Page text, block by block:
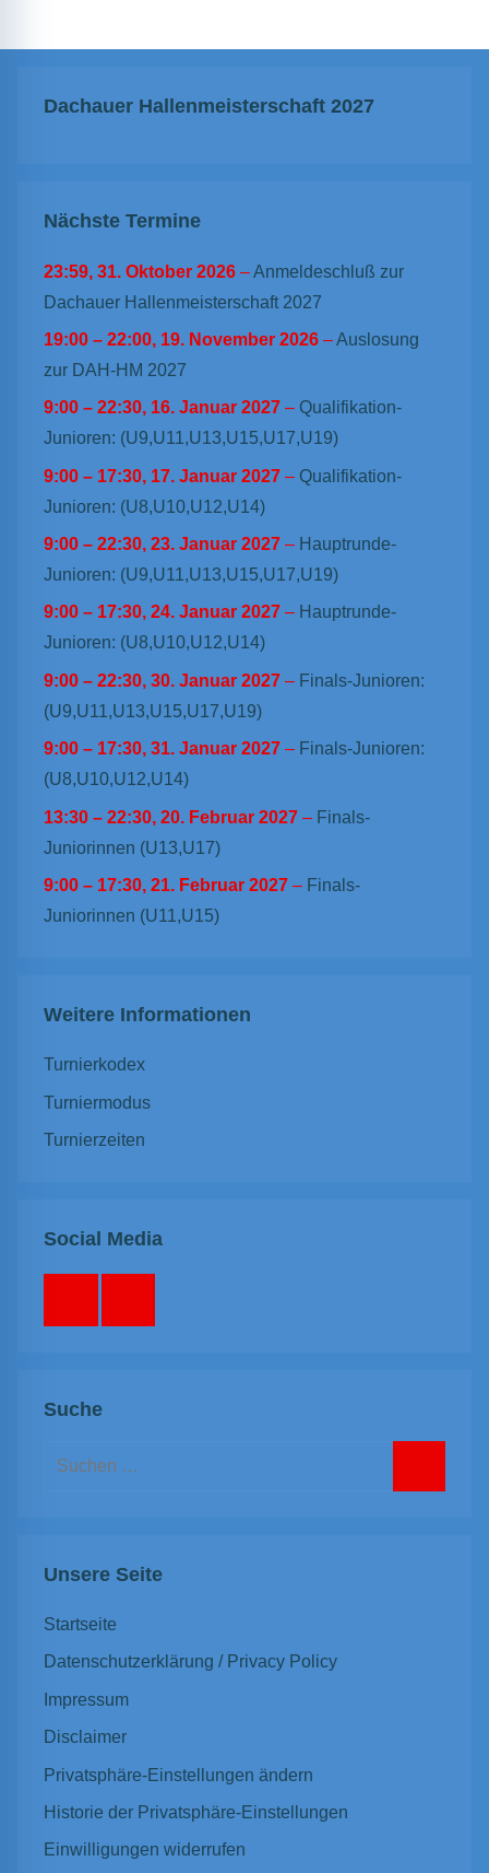
Dachauer Hallenmeisterschaft 2027
Nächste Termine
23:59, 31. Oktober 2026 –Anmeldeschluß zur
Dachauer Hallenmeisterschaft 2027
19:00 – 22:00, 19. November 2026 –Auslosung
zur DAH-HM 2027
9:00 – 22:30, 16. Januar 2027 – Qualifikation-
Junioren: (U9,U11,U13,U15,U17,U19)
9:00 – 17:30, 17. Januar 2027 – Qualifikation-
Junioren: (U8,U10,U12,U14)
9:00 – 22:30, 23. Januar 2027 – Hauptrunde-
Junioren: (U9,U11,U13,U15,U17,U19)
9:00 – 17:30, 24. Januar 2027 – Hauptrunde-
Junioren: (U8,U10,U12,U14)
9:00 – 22:30, 30. Januar 2027 – Finals-Junioren:
(U9,U11,U13,U15,U17,U19)
9:00 – 17:30, 31. Januar 2027 – Finals-Junioren:
(U8,U10,U12,U14)
13:30 – 22:30, 20. Februar 2027 – Finals-
Juniorinnen (U13,U17)
9:00 – 17:30, 21. Februar 2027 – Finals-
Juniorinnen (U11,U15)
Weitere Informationen
Turnierkodex
Turniermodus
Turnierzeiten
Social Media
Suche
Suchen
Unsere Seite
Startseite
Datenschutzerklärung / Privacy Policy
Impressum
Disclaimer
Privatsphäre-Einstellungen ändern
Historie der Privatsphäre-Einstellungen
Einwilligungen widerrufen